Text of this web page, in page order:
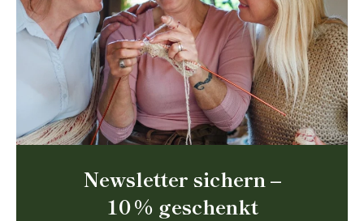
Newsletter sichern –
10 % geschenkt